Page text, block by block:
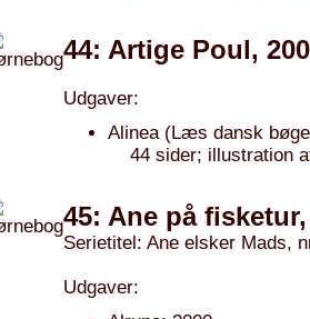
44: Artige Poul,
Udgaver:
Alinea (Læs dansk
44 sider; illustration
45: Ane på fisketur,
Serietitel: Ane elsker Mads,
Udgaver: